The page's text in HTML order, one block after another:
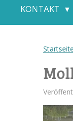
KONTAKT
Startseite